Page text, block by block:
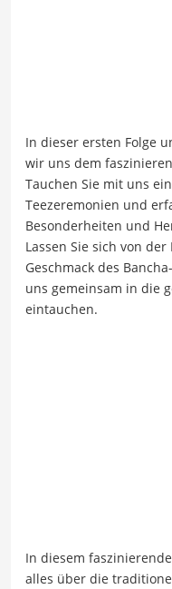
In dieser ersten Folge
wir uns dem
Tauchen Sie mit uns
Teezeremonien und
Besonderheiten und
Lassen Sie sich von
Geschmack des
uns gemeinsam in die
eintauchen.
In diesem
alles über die